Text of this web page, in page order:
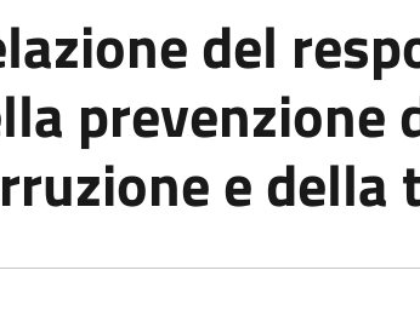
del
prevenzione
e della